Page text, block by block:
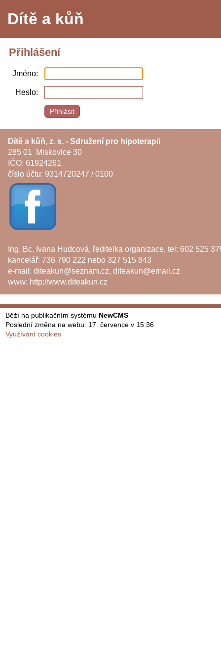
Dítě a kůň
Přihlášení
Jméno
Heslo
Dítě a kůň, z. s. - Sdružení pro hipoterapii
285 01 Miskovice 30
IČO: 61924261
číslo účtu: 9314720247 / 0100
Ing. Bc. Ivana Hudcová, ředitelka organizace, tel: 602 525
kancelář: 736 790 222 nebo 327 515 843
e-mail: diteakun@seznam.cz, diteakun@email.cz
www: http://www.diteakun.cz
Běží na publikačním systému NewCMS
Poslední změna na webu: 17. července v 15:36
Využívání cookies